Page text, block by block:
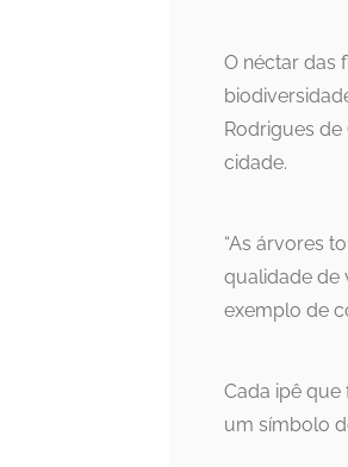
O néctar das
Rodrigues
cidade.
“As árvores
qualidade de
exemplo de
Cada ipê
um símbolo